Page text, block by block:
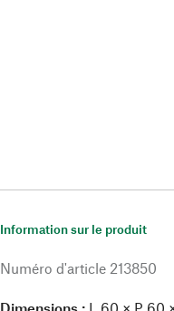
Information sur le produit
Numéro d'article 213850